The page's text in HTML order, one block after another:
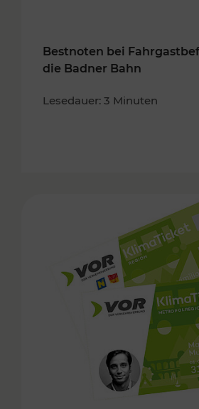
Bestnoten bei
die Badner Bahn
Lesedauer: 3 Minuten